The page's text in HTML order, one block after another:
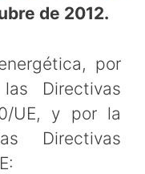
de 2012.
por
Directivas
UE, y por la
Directivas